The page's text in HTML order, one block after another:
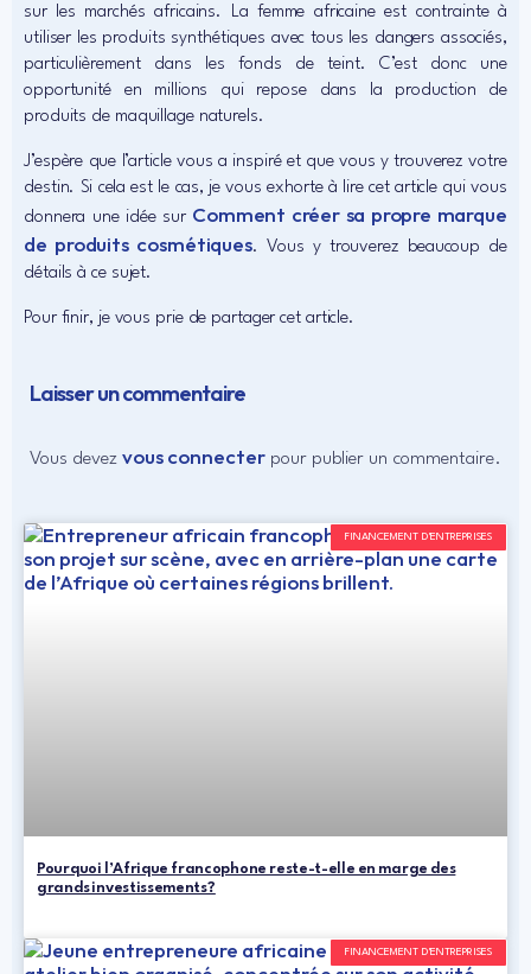
sur les marchés africains. La femme africaine est contrainte à
utiliser les produits synthétiques avec tous les dangers associés,
particulièrement dans les fonds de teint. C’est donc une
opportunité en millions qui repose dans la production de
produits de maquillage naturels.
J’espère que l’article vous a inspiré et que vous y trouverez votre
destin. Si cela est le cas, je vous exhorte à lire cet article qui vous
donnera une idée sur Comment créer sa propre marque
de produits cosmétiques. Vous y trouverez beaucoup de
détails à ce sujet.
Pour finir, je vous prie de partager cet article.
Laisser un commentaire
Vous devez vous connecter pour publier un commentaire.
FINANCEMENT D'ENTREPRISES
Pourquoi l’Afrique francophone reste-t-elle en marge des
grands investissements?
FINANCEMENT D'ENTREPRISES